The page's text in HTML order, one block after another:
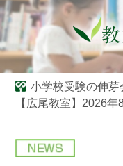
小学校受験の伸芽
【広尾教室】2026